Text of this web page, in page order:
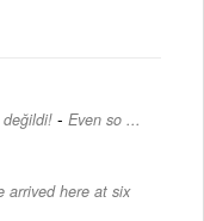
- Even so ...
arrived here at six